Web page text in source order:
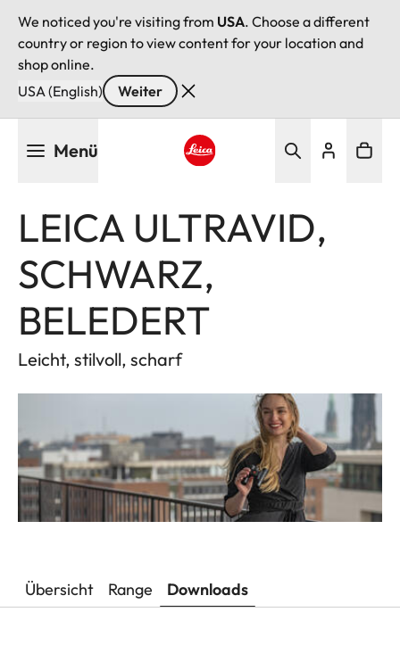
We noticed you're visiting from USA. Choose a different
country or region to view content for your location and
shop online.
USA (English)
Weiter
Menü
LEICA ULTRAVID,
SCHWARZ,
BELEDERT
Leicht, stilvoll, scharf
Übersicht Range Downloads